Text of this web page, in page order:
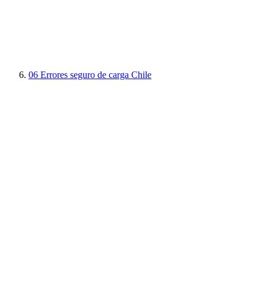
06 Errores seguro de carga Chile